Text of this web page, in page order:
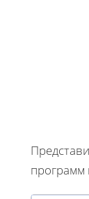
программ